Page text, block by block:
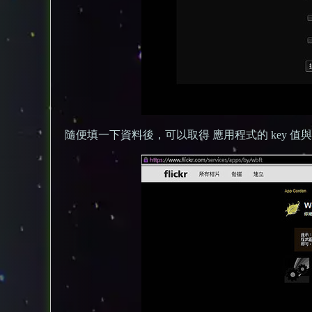
隨便填一下資料後，可以取得 應用程式的 key 值